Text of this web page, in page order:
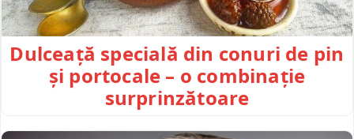
Dulceață specială din conuri de pin
și portocale – o combinație
surprinzătoare